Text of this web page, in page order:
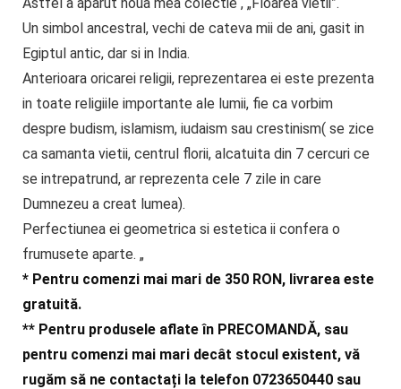
Un simbol ancestral, vechi de cateva mii de ani, gasit in
Egiptul antic, dar si in India.
Anterioara oricarei religii, reprezentarea ei este prezenta
in toate religiile importante ale lumii, fie ca vorbim
despre budism, islamism, iudaism sau crestinism( se zice
ca samanta vietii, centrul florii, alcatuita din 7 cercuri ce
se intrepatrund, ar reprezenta cele 7 zile in care
Dumnezeu a creat lumea).
Perfectiunea ei geometrica si estetica ii confera o
frumusete aparte. „
* Pentru comenzi mai mari de 350 RON, livrarea este
gratuită.
** Pentru produsele aflate în PRECOMANDĂ, sau
pentru comenzi mai mari decât stocul existent, vă
rugăm să ne contactați la telefon 0723650440 sau